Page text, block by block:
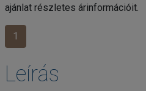
ajánlat részletes árinformációit.
1
Leírás